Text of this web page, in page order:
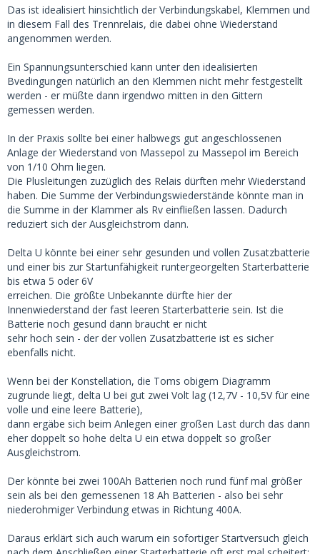
Das ist idealisiert hinsichtlich der Verbindungskabel, Klemmen und
in diesem Fall des Trennrelais, die dabei ohne Wiederstand
angenommen werden.
Ein Spannungsunterschied kann unter den idealisierten
Bvedingungen natürlich an den Klemmen nicht mehr festgestellt
werden - er müßte dann irgendwo mitten in den Gittern
gemessen werden.
In der Praxis sollte bei einer halbwegs gut angeschlossenen
Anlage der Wiederstand von Massepol zu Massepol im Bereich
von 1/10 Ohm liegen.
Die Plusleitungen zuzüglich des Relais dürften mehr Wiederstand
haben. Die Summe der Verbindungswiederstände könnte man in
die Summe in der Klammer als Rv einfließen lassen. Dadurch
reduziert sich der Ausgleichstrom dann.
Delta U könnte bei einer sehr gesunden und vollen Zusatzbatterie
und einer bis zur Startunfähigkeit runtergeorgelten Starterbatterie
bis etwa 5 oder 6V
erreichen. Die größte Unbekannte dürfte hier der
Innenwiederstand der fast leeren Starterbatterie sein. Ist die
Batterie noch gesund dann braucht er nicht
sehr hoch sein - der der vollen Zusatzbatterie ist es sicher
ebenfalls nicht.
Wenn bei der Konstellation, die Toms obigem Diagramm
zugrunde liegt, delta U bei gut zwei Volt lag (12,7V - 10,5V für eine
volle und eine leere Batterie),
dann ergäbe sich beim Anlegen einer großen Last durch das dann
eher doppelt so hohe delta U ein etwa doppelt so großer
Ausgleichstrom.
Der könnte bei zwei 100Ah Batterien noch rund fünf mal größer
sein als bei den gemessenen 18 Ah Batterien - also bei sehr
niederohmiger Verbindung etwas in Richtung 400A.
Daraus erklärt sich auch warum ein sofortiger Startversuch gleich